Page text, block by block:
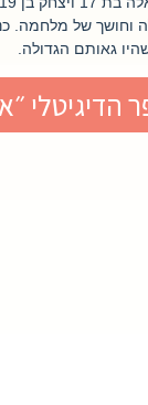
וחושך של מלחמה.
גאותם הגדולה.
הדיגיטלי